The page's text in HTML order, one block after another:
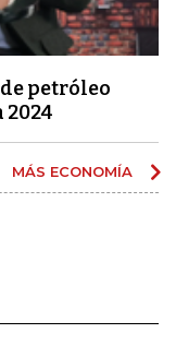
petróleo
2024
MÁS ECONOMÍA